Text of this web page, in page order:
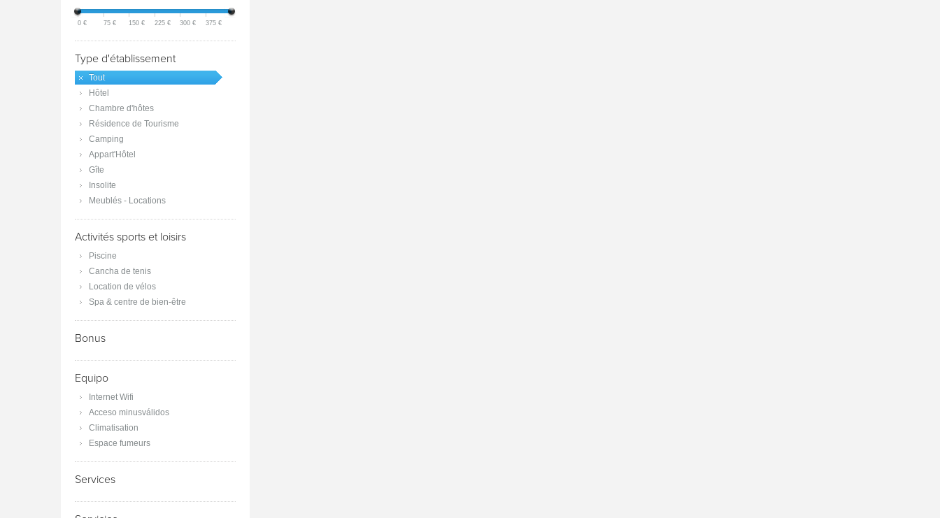
0 € 75 € 150 € 225 € 300 € 375 €
Type d'établissement
Tout
Hôtel
Chambre d'hôtes
Résidence de Tourisme
Camping
Appart'Hôtel
Gîte
Insolite
Meublés - Locations
Activités sports et loisirs
Piscine
Cancha de tenis
Location de vélos
Spa & centre de bien-être
Bonus
Equipo
Internet Wifi
Acceso minusválidos
Climatisation
Espace fumeurs
Services